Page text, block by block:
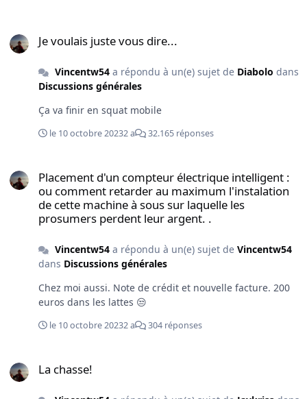
Je voulais juste vous dire...
Vincentw54a répondu à un(e) sujet de Diabolo dans
Discussions générales
Ça va finir en squat mobile
le 10 octobre 20232 a 32.165 réponses
Placement d'un compteur électrique intelligent :
ou comment retarder au maximum l'instalation
de cette machine à sous sur laquelle les
prosumers perdent leur argent. .
Vincentw54a répondu à un(e) sujet de Vincentw54
dans Discussions générales
Chez moi aussi. Note de crédit et nouvelle facture. 200
euros dans les lattes 😒
le 10 octobre 20232 a 304 réponses
La chasse!